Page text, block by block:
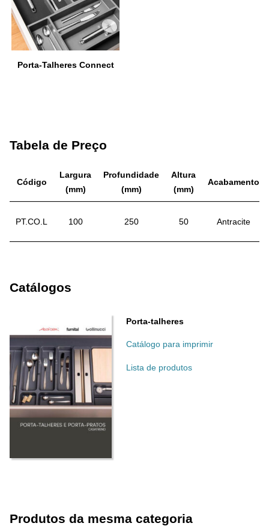
Porta-Talheres Connect
Tabela de Preço
Código
Largura
(mm)
Profundidade
(mm)
Altura
(mm)
Acabamento
PT.CO.L 100 250 50 Antracite
Catálogos
Porta-talheres
Catálogo para imprimir
Lista de produtos
Produtos da mesma categoria